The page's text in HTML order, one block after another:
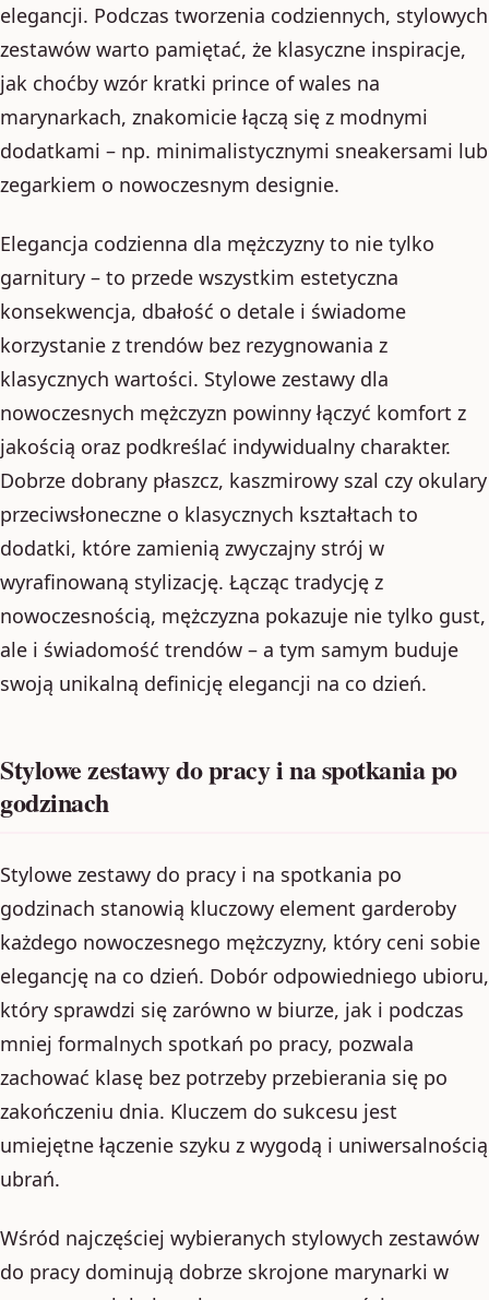
elegancji. Podczas tworzenia codziennych, stylowych
zestawów warto pamiętać, że klasyczne inspiracje,
jak choćby wzór kratki prince of wales na
marynarkach, znakomicie łączą się z modnymi
dodatkami – np. minimalistycznymi sneakersami lub
zegarkiem o nowoczesnym designie.
Elegancja codzienna dla mężczyzny to nie tylko
garnitury – to przede wszystkim estetyczna
konsekwencja, dbałość o detale i świadome
korzystanie z trendów bez rezygnowania z
klasycznych wartości. Stylowe zestawy dla
nowoczesnych mężczyzn powinny łączyć komfort z
jakością oraz podkreślać indywidualny charakter.
Dobrze dobrany płaszcz, kaszmirowy szal czy okulary
przeciwsłoneczne o klasycznych kształtach to
dodatki, które zamienią zwyczajny strój w
wyrafinowaną stylizację. Łącząc tradycję z
nowoczesnością, mężczyzna pokazuje nie tylko gust,
ale i świadomość trendów – a tym samym buduje
swoją unikalną definicję elegancji na co dzień.
Stylowe zestawy do pracy i na spotkania po
godzinach
Stylowe zestawy do pracy i na spotkania po
godzinach stanowią kluczowy element garderoby
każdego nowoczesnego mężczyzny, który ceni sobie
elegancję na co dzień. Dobór odpowiedniego ubioru,
który sprawdzi się zarówno w biurze, jak i podczas
mniej formalnych spotkań po pracy, pozwala
zachować klasę bez potrzeby przebierania się po
zakończeniu dnia. Kluczem do sukcesu jest
umiejętne łączenie szyku z wygodą i uniwersalnością
ubrań.
Wśród najczęściej wybieranych stylowych zestawów
do pracy dominują dobrze skrojone marynarki w